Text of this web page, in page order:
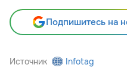
Подпишитесь на
Источник Infotag